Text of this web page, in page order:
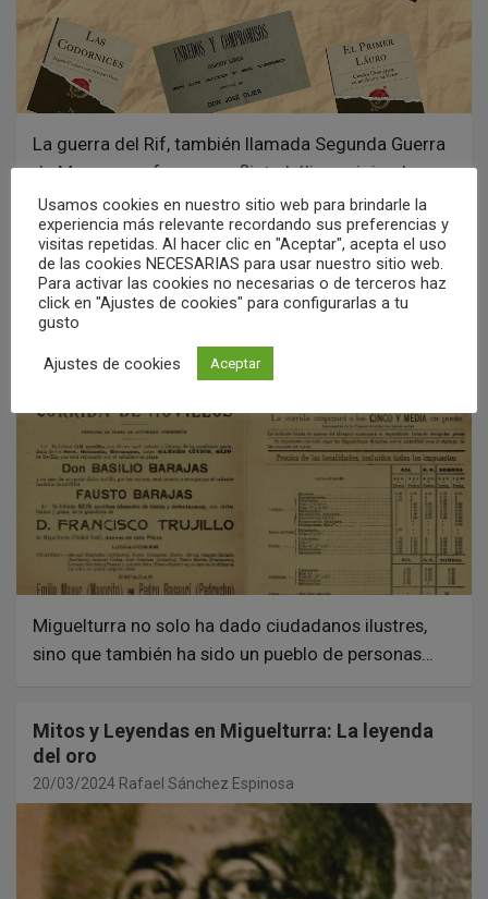
La guerra del Rif, también llamada Segunda Guerra
de Marruecos, fue un conflicto bélico originado en…
Los toros de Trujillo. Una ganadería de reses
bravas en Miguelturra
20/03/2024 Rafael Sánchez Espinosa
Miguelturra no solo ha dado ciudadanos ilustres,
sino que también ha sido un pueblo de personas…
Mitos y Leyendas en Miguelturra: La leyenda
del oro
20/03/2024 Rafael Sánchez Espinosa
Usamos cookies en nuestro sitio web para brindarle la
experiencia más relevante recordando sus preferencias y
visitas repetidas. Al hacer clic en "Aceptar", acepta el uso
de las cookies NECESARIAS para usar nuestro sitio web.
Para activar las cookies no necesarias o de terceros haz
click en "Ajustes de cookies" para configurarlas a tu
gusto
Ajustes de cookies Aceptar